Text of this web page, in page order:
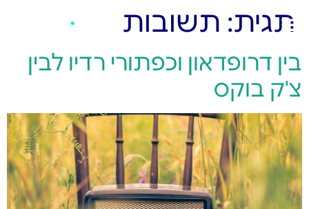
תגית: תשובות
בין דרופדאון וכפתורי רדיו לבין
צ'ק בוקס